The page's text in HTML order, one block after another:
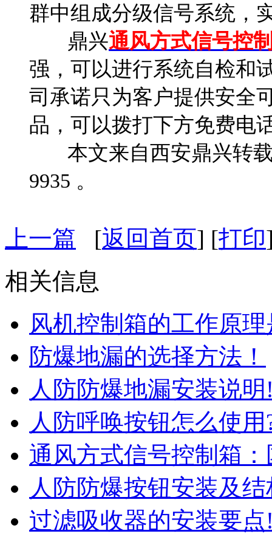
群中组成分级信号系统，
鼎兴通风方式信号控
强，可以进行系统自检和
司承诺只为客户提供安全
品，可以拨打下方免费电
本文来自西安鼎兴转载
9935 。
上一篇 [返回首页] [打印
相关信息
风机控制箱的工作原
防爆地漏的选择方法！
人防防爆地漏安装说
人防呼唤按钮怎么使用
通风方式信号控制箱
人防防爆按钮安装及
过滤吸收器的安装要点